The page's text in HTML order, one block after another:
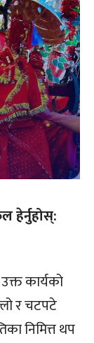
हेर्नुहोस्:
कार्यको
र चटपटे
निमित्त थप